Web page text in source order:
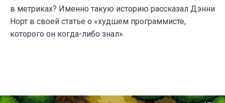
в метриках? Именно такую историю рассказал Дэнни
Норт в своей статье о «худшем программисте,
которого он когда-либо знал».